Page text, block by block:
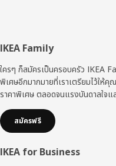
ส่วน
ท้าย
IKEA Family
ใครๆ ก็สมัครเป็นครอบครัว IKEA
พิเศษอีกมากมายที่เราเตรียมไว้ใ
ราคาพิเศษ ตลอดจนแรงบันดาลใจแ
สมัครฟรี
IKEA for Business